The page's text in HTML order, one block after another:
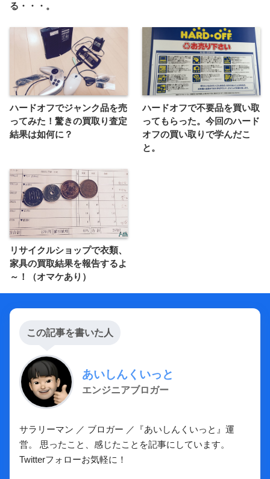
る・・・。
ハードオフでジャンク品を売
ってみた！驚きの買取り査定
結果は如何に？
ハードオフで不要品を買い取
ってもらった。今回のハード
オフの買い取りで学んだこ
と。
リサイクルショップで衣類、
家具の買取結果を報告するよ
～！（オマケあり）
この記事を書いた人
あいしんくいっと
エンジニアブロガー
サラリーマン ／ ブロガー ／『あいしんくいっと』運
営。 思ったこと、感じたことを記事にしています。
Twitterフォローお気軽に！